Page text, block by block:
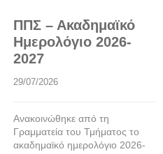
ΠΠΣ – Ακαδημαϊκό
Ημερολόγιο 2026-
2027
29/07/2026
Ανακοινώθηκε από τη
Γραμματεία του Τμήματος το
ακαδημαϊκό ημερολόγιο 2026-